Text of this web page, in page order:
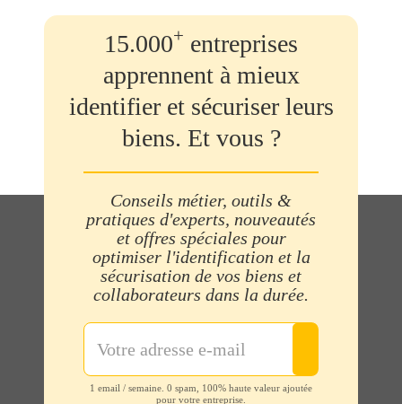
15.000+ entreprises
apprennent à mieux
identifier et sécuriser leurs
biens. Et vous ?
Conseils métier, outils &
pratiques d'experts, nouveautés
et offres spéciales pour
optimiser l'identification et la
sécurisation de vos biens et
collaborateurs dans la durée.
1 email / semaine. 0 spam, 100% haute valeur ajoutée
pour votre entreprise.